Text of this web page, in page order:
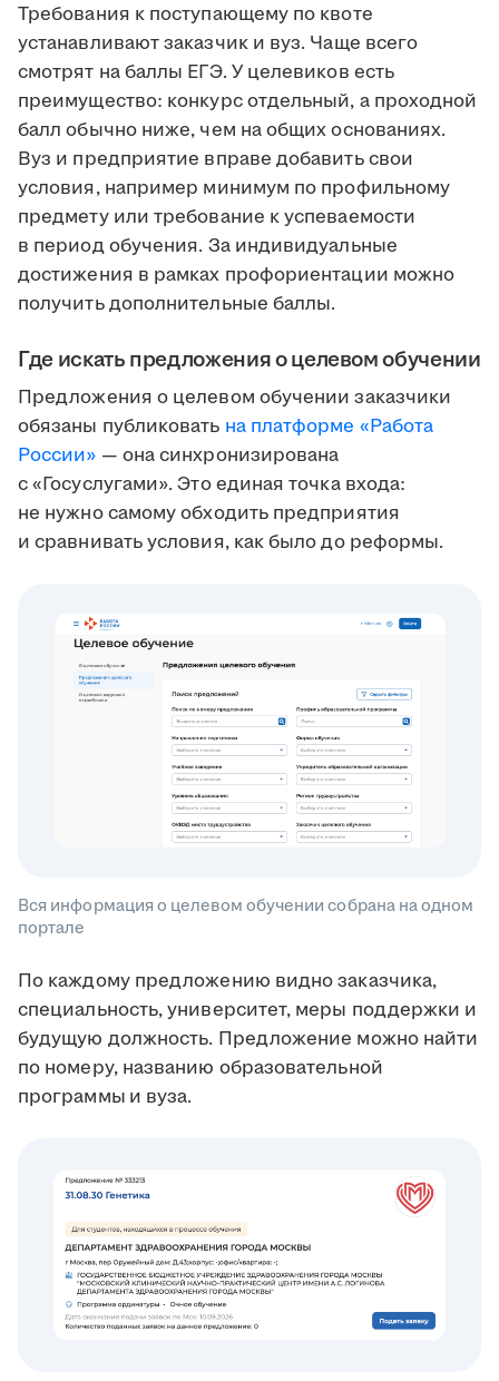
Требования к поступающему по квоте
устанавливают заказчик и вуз. Чаще всего
смотрят на баллы ЕГЭ. У целевиков есть
преимущество: конкурс отдельный, а проходной
балл обычно ниже, чем на общих основаниях.
Вуз и предприятие вправе добавить свои
условия, например минимум по профильному
предмету или требование к успеваемости
в период обучения. За индивидуальные
достижения в рамках профориентации можно
получить дополнительные баллы.
Где искать предложения о целевом обучении
Предложения о целевом обучении заказчики
обязаны публиковать на платформе «Работа
России» — она синхронизирована
с «Госуслугами». Это единая точка входа:
не нужно самому обходить предприятия
и сравнивать условия, как было до реформы.
Вся информация о целевом обучении собрана на одном
портале
По каждому предложению видно заказчика,
специальность, университет, меры поддержки и
будущую должность. Предложение можно найти
по номеру, названию образовательной
программы и вуза.